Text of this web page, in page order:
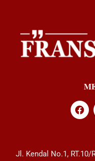
Jl. Kendal No.1,